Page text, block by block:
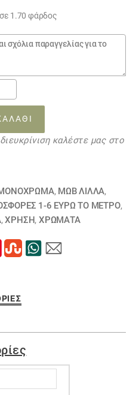
1.70 φάρδος
καλέστε μας στο
, ΜΩΒ ΛΙΛΛΆ,
1-6 ΕΥΡΩ ΤΟ ΜΕΤΡΟ,
,ΧΡΗΣΗ, ΧΡΏΜΑΤΑ